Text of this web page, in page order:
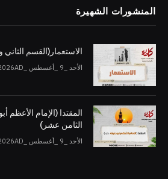
المنشورات الشهيرة
الاستعمار(القسم الثاني
الأحد _9 _أغسطس _2026AH 9-8-2026AD
المقتدا (الإمام الأعظم
الثامن عشر)
الأحد _9 _أغسطس _2026AH 9-8-2026AD